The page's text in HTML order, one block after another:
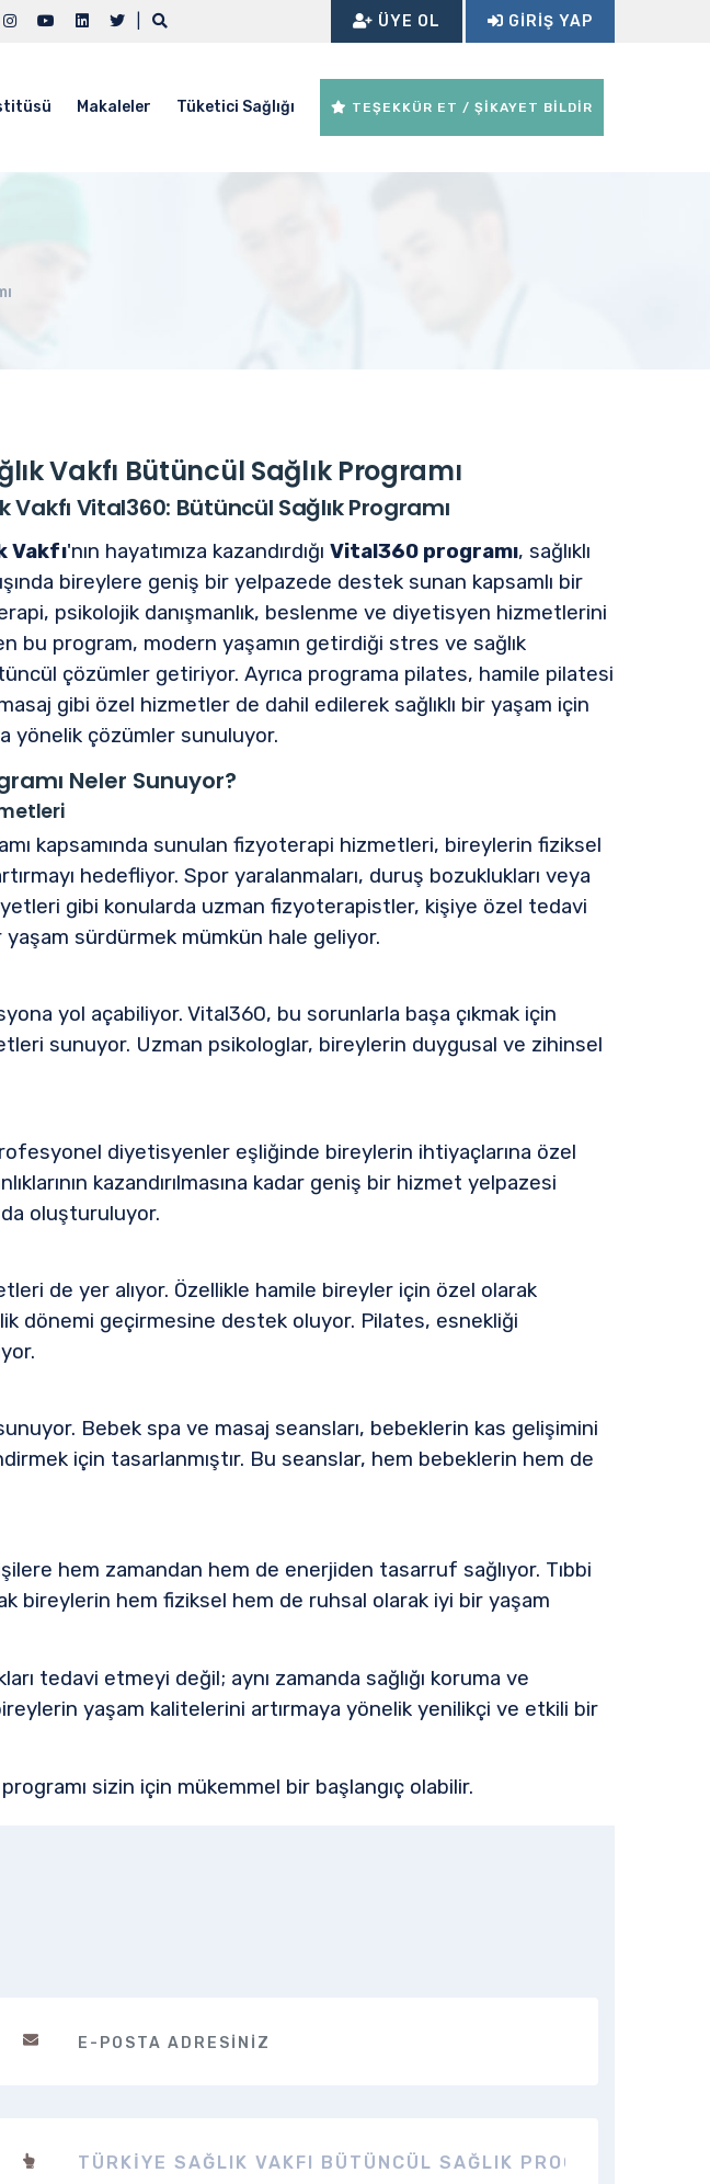
ÜYE OL GIRIŞ YAP
Makaleler Tüketici Sağlığı TEŞEKKÜR ET / ŞİKAYET BİLDİR
Vakfı Bütüncül Sağlık Programı
Vakfı Vital360: Bütüncül Sağlık Programı
Vakfı'nın hayatımıza kazandırdığı Vital360 programı, sağlıklı
bireylere geniş bir yelpazede destek sunan kapsamlı bir
psikolojik danışmanlık, beslenme ve diyetisyen hizmetlerini
bu program, modern yaşamın getirdiği stres ve sağlık
çözümler getiriyor. Ayrıca programa pilates, hamile pilatesi
gibi özel hizmetler de dahil edilerek sağlıklı bir yaşam için
yönelik çözümler sunuluyor.
Neler Sunuyor?
kapsamında sunulan fizyoterapi hizmetleri, bireylerin fiziksel
hedefliyor. Spor yaralanmaları, duruş bozuklukları veya
gibi konularda uzman fizyoterapistler, kişiye özel tedavi
sürdürmek mümkün hale geliyor.
yol açabiliyor. Vital360, bu sorunlarla başa çıkmak için
sunuyor. Uzman psikologlar, bireylerin duygusal ve zihinsel
diyetisyenler eşliğinde bireylerin ihtiyaçlarına özel
kazandırılmasına kadar geniş bir hizmet yelpazesi
da oluşturuluyor.
de yer alıyor. Özellikle hamile bireyler için özel olarak
dönemi geçirmesine destek oluyor. Pilates, esnekliği
Bebek spa ve masaj seansları, bebeklerin kas gelişimini
için tasarlanmıştır. Bu seanslar, hem bebeklerin hem de
hem zamandan hem de enerjiden tasarruf sağlıyor. Tıbbi
bireylerin hem fiziksel hem de ruhsal olarak iyi bir yaşam
tedavi etmeyi değil; aynı zamanda sağlığı koruma ve
yaşam kalitelerini artırmaya yönelik yenilikçi ve etkili bir
sizin için mükemmel bir başlangıç olabilir.